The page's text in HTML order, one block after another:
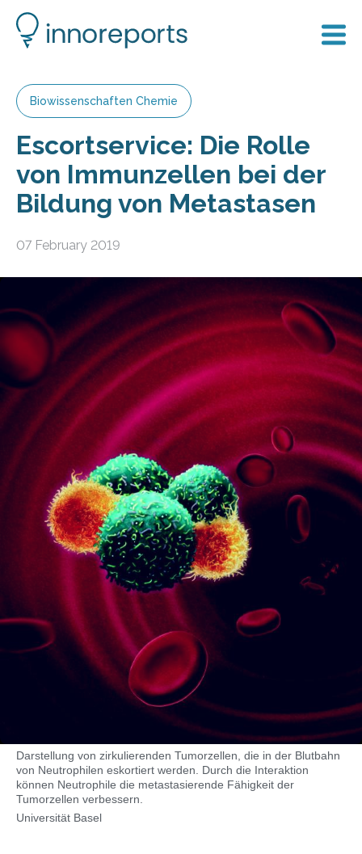
Biowissenschaften Chemie
Escortservice: Die Rolle
von Immunzellen bei der
Bildung von Metastasen
07 February 2019
Darstellung von zirkulierenden Tumorzellen, die in der Blutbahn
von Neutrophilen eskortiert werden. Durch die Interaktion
können Neutrophile die metastasierende Fähigkeit der
Tumorzellen verbessern.
Universität Basel